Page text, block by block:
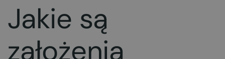
Jakie są
założenia